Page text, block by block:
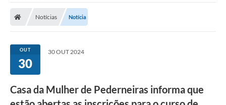
Notícias Notícia
OUT
30
30 OUT 2024
Casa da Mulher de Pederneiras informa que